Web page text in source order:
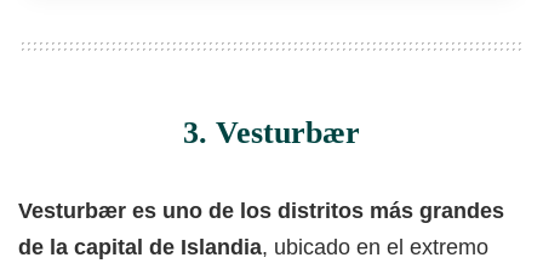
3. Vesturbær
Vesturbær es uno de los distritos más grandes
de la capital de Islandia, ubicado en el extremo